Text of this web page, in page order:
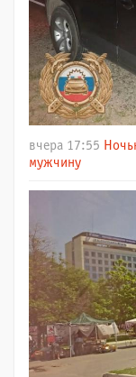
вчера 17:55
мужчину